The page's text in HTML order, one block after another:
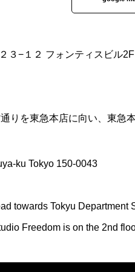
３−１２ フォンティスビル2F
りを東急本店に向い、東急
ku Tokyo 150-0043
towards Tokyu
Freedom is on the 2nd